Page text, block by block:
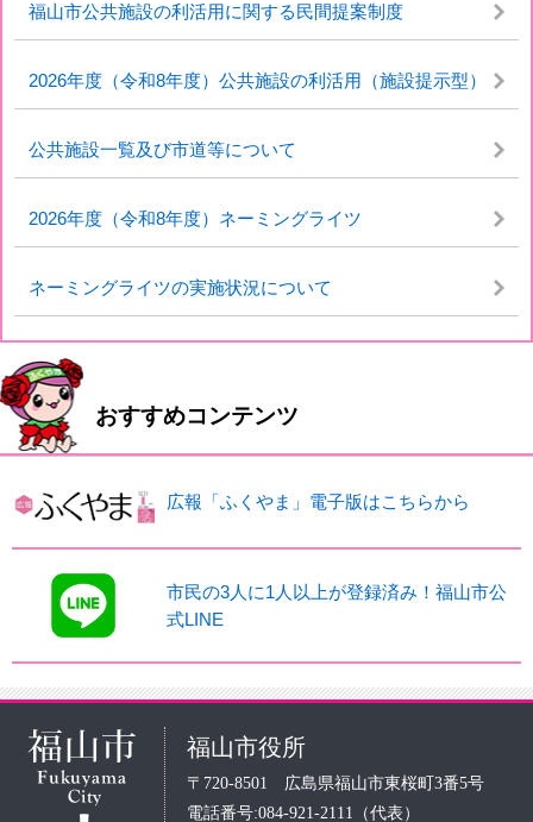
福山市公共施設の利活用に関する民間提案制度
2026年度（令和8年度）公共施設の利活用（施設提示型）
公共施設一覧及び市道等について
2026年度（令和8年度）ネーミングライツ
ネーミングライツの実施状況について
おすすめコンテンツ
広報「ふくやま」電子版はこちらから
市民の3人に1人以上が登録済み！福山市公
式LINE
福山市役所
〒720-8501 広島県福山市東桜町3番5号
電話番号:084-921-2111（代表）